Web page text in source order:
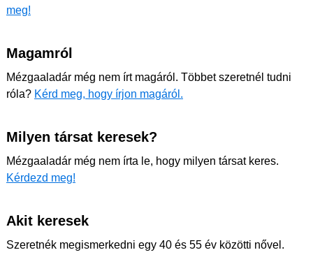
meg!
Magamról
Mézgaaladár még nem írt magáról. Többet szeretnél tudni
róla? Kérd meg, hogy írjon magáról.
Milyen társat keresek?
Mézgaaladár még nem írta le, hogy milyen társat keres.
Kérdezd meg!
Akit keresek
Szeretnék megismerkedni egy 40 és 55 év közötti nővel.